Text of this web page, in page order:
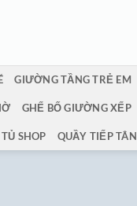
GIƯỜNG TẦNG TRẺ EM
GHẾ BỐ GIƯỜNG XẾP
SHOP QUẦY TIẾP TÂN